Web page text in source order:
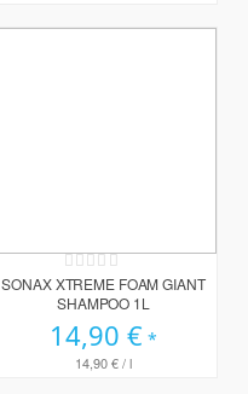
Rating:
0%
SONAX XTREME FOAM GIANT
SHAMPOO 1L
14,90 €
14,90 €/ l